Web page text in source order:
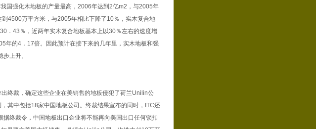
强化木地板的产量最高，2006年达到2亿m2，与2005年
4500万平方米，与2005年相比下降了10％，实木复合地
．43％，近两年实木复合地板基本上以30％左右的速度增
年的4．17倍。因此预计在接下来的几年里，实木地板和强
上升。
终裁，确定这些企业在美销售的地板侵犯了荷兰Unilin公
其中包括18家中国地板公司。终裁结果宣布的同时，ITC还
终裁令，中国地板出口企业将不能再向美国出口任何锁扣